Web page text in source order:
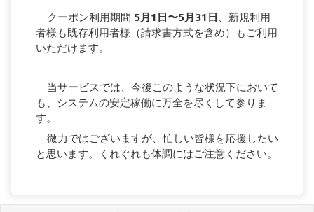
クーポン利用期間 5月1日〜5月31日 、新規利用
者様も既存利用者様（請求書方式を含め）もご利用
いただけます。
当サービスでは、今後このような状況下において
も、システムの安定稼働に万全を尽くして参りま
す。
微力ではございますが、忙しい皆様を応援したい
と思います。くれぐれも体調にはご注意ください。